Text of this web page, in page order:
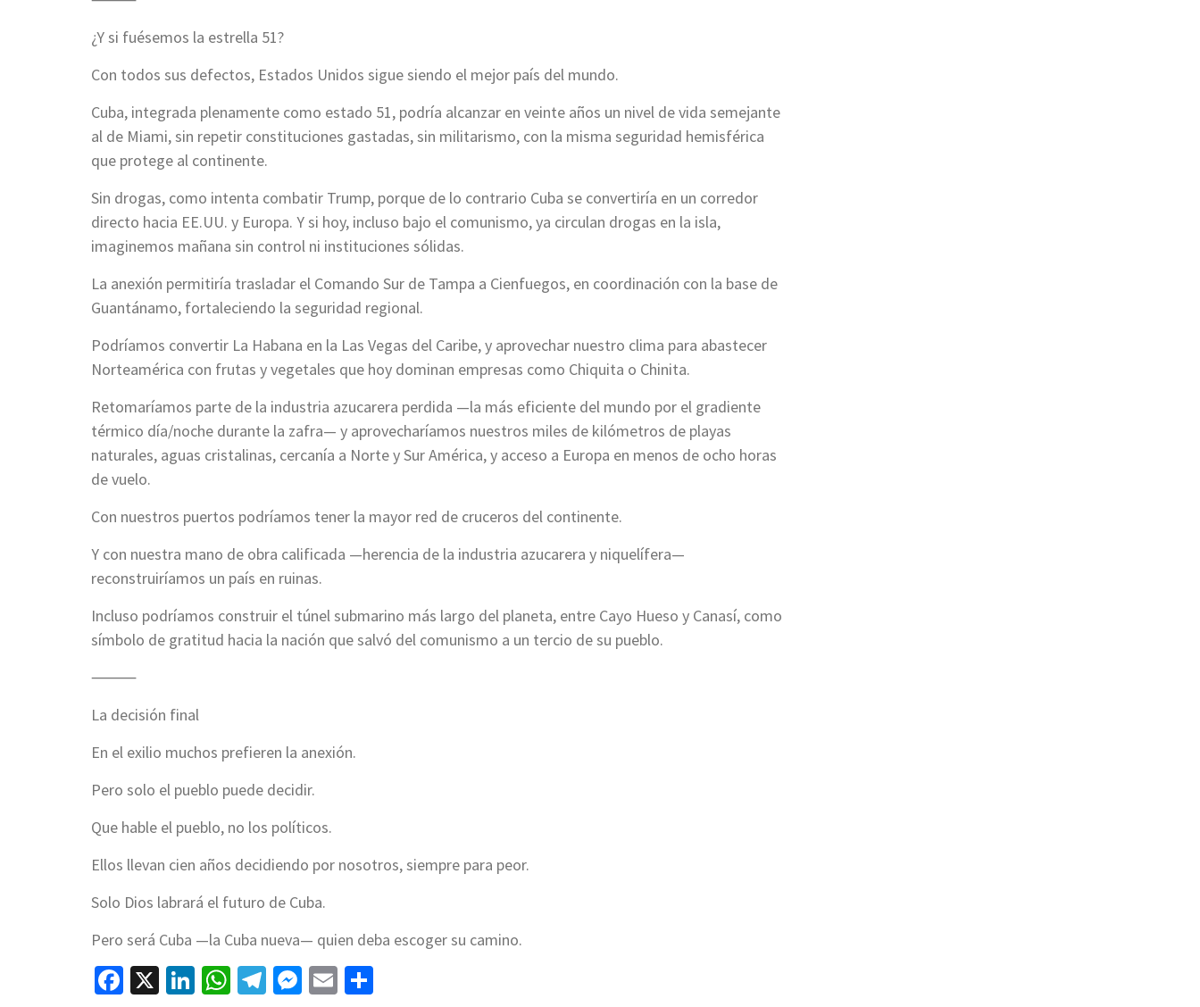
¿Y si fuésemos la estrella 51?
Con todos sus defectos, Estados Unidos sigue siendo el mejor país del mundo.
Cuba, integrada plenamente como estado 51, podría alcanzar en veinte años un nivel de vida semejante
al de Miami, sin repetir constituciones gastadas, sin militarismo, con la misma seguridad hemisférica
que protege al continente.
Sin drogas, como intenta combatir Trump, porque de lo contrario Cuba se convertiría en un corredor
directo hacia EE.UU. y Europa. Y si hoy, incluso bajo el comunismo, ya circulan drogas en la isla,
imaginemos mañana sin control ni instituciones sólidas.
La anexión permitiría trasladar el Comando Sur de Tampa a Cienfuegos, en coordinación con la base de
Guantánamo, fortaleciendo la seguridad regional.
Podríamos convertir La Habana en la Las Vegas del Caribe, y aprovechar nuestro clima para abastecer
Norteamérica con frutas y vegetales que hoy dominan empresas como Chiquita o Chinita.
Retomaríamos parte de la industria azucarera perdida —la más eficiente del mundo por el gradiente
térmico día/noche durante la zafra— y aprovecharíamos nuestros miles de kilómetros de playas
naturales, aguas cristalinas, cercanía a Norte y Sur América, y acceso a Europa en menos de ocho horas
de vuelo.
Con nuestros puertos podríamos tener la mayor red de cruceros del continente.
Y con nuestra mano de obra calificada —herencia de la industria azucarera y niquelífera—
reconstruiríamos un país en ruinas.
Incluso podríamos construir el túnel submarino más largo del planeta, entre Cayo Hueso y Canasí, como
símbolo de gratitud hacia la nación que salvó del comunismo a un tercio de su pueblo.
⸻
La decisión final
En el exilio muchos prefieren la anexión.
Pero solo el pueblo puede decidir.
Que hable el pueblo, no los políticos.
Ellos llevan cien años decidiendo por nosotros, siempre para peor.
Solo Dios labrará el futuro de Cuba.
Pero será Cuba —la Cuba nueva— quien deba escoger su camino.
Facebook
X LinkedIn
WhatsApp
Telegram
Messenger
Email